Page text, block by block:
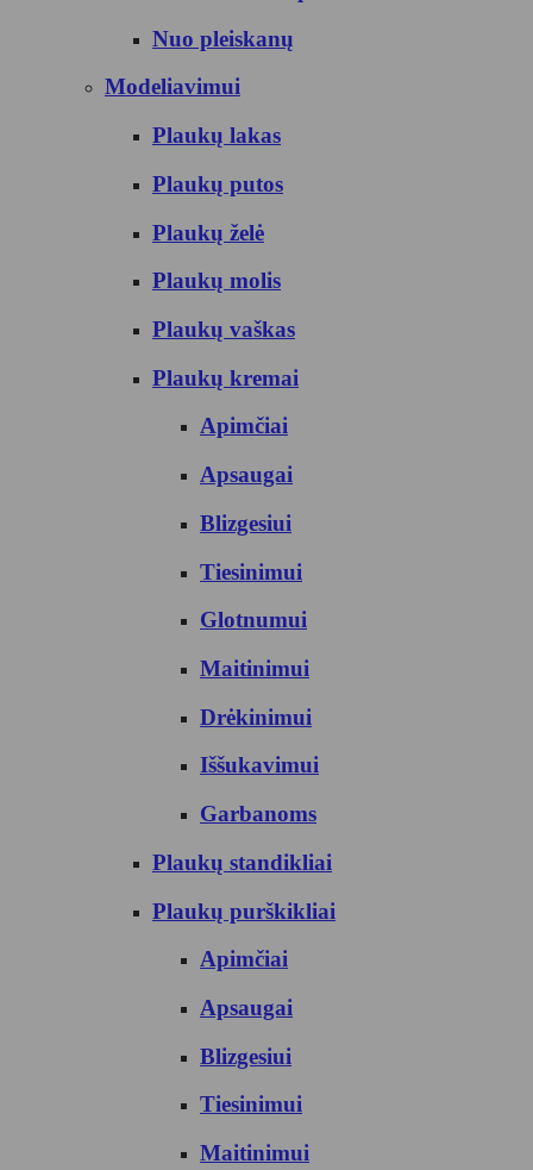
Nuo pleiskanų
Modeliavimui
Plaukų lakas
Plaukų putos
Plaukų želė
Plaukų molis
Plaukų vaškas
Plaukų kremai
Apimčiai
Apsaugai
Blizgesiui
Tiesinimui
Glotnumui
Maitinimui
Drėkinimui
Iššukavimui
Garbanoms
Plaukų standikliai
Plaukų purškikliai
Apimčiai
Apsaugai
Blizgesiui
Tiesinimui
Maitinimui